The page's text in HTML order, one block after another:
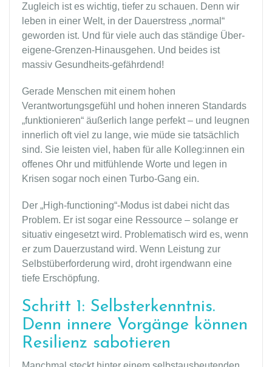
Zugleich ist es wichtig, tiefer zu schauen. Denn wir
leben in einer Welt, in der Dauerstress „normal“
geworden ist. Und für viele auch das ständige Über-
eigene-Grenzen-Hinausgehen. Und beides ist
massiv Gesundheits-gefährdend!
Gerade Menschen mit einem hohen
Verantwortungsgefühl und hohen inneren Standards
„funktionieren“ äußerlich lange perfekt – und leugnen
innerlich oft viel zu lange, wie müde sie tatsächlich
sind. Sie leisten viel, haben für alle Kolleg:innen ein
offenes Ohr und mitfühlende Worte und legen in
Krisen sogar noch einen Turbo-Gang ein.
Der „High-functioning“-Modus ist dabei nicht das
Problem. Er ist sogar eine Ressource – solange er
situativ eingesetzt wird. Problematisch wird es, wenn
er zum Dauerzustand wird. Wenn Leistung zur
Selbstüberforderung wird, droht irgendwann eine
tiefe Erschöpfung.
Schritt 1: Selbsterkenntnis.
Denn innere Vorgänge können
Resilienz sabotieren